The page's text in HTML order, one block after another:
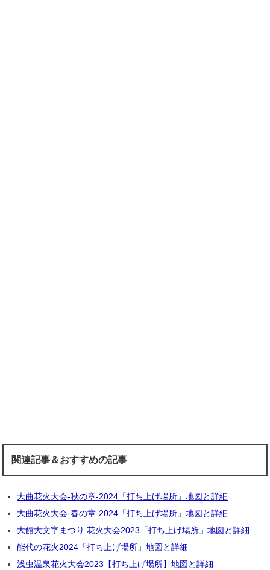
関連記事＆おすすめの記事
大曲花火大会‐秋の章‐2024「打ち上げ場所」地図と詳細
大曲花火大会‐春の章‐2024「打ち上げ場所」地図と詳細
大館大文字まつり 花火大会2023「打ち上げ場所」地図と詳細
能代の花火2024「打ち上げ場所」地図と詳細
浅虫温泉花火大会2023【打ち上げ場所】地図と詳細